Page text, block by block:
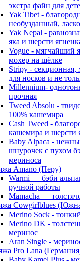
экстра файн для
Yak Tibet -
необузданный,
Yak Nepal -
яка и шерсти
Vogue - мягчайший
мохер на шёлке
Stripy - секционная,
для носков и не
Millennium-
прочная
Tweed Absolu -
100% кашемира
Cash Tweed -
кашемира и шерсти
Baby Alpaca -
шнурочек с пухом
мериноса
Amano (Перу)
Warmi — бэби
ручной работы
Mamacha —
Cowgirlblues
Merino Sock -
Merino DK -
меринос
Aran Single -
Pro Lana